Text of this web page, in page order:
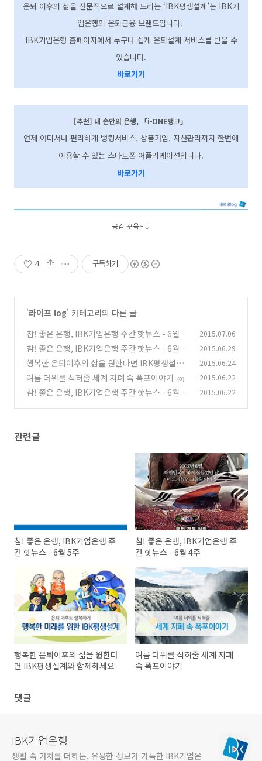
은퇴 이후의 삶을 전문적으로 설계해 드리는 ‘IBK평생설계’는 IBK기
업은행의 은퇴금융 브랜드입니다.
IBK기업은행 홈페이지에서 누구나 쉽게 은퇴설계 서비스를 받을 수
있습니다.
바로가기
[추천] 내 손안의 은행, 「i-ONE뱅크」
언제 어디서나 편리하게 뱅킹서비스, 상품가입, 자산관리까지 한번에
이용할 수 있는 스마트폰 어플리케이션입니다.
바로가기
공감 꾸욱~↓
4 구독하기
'라이프 log' 카테고리의 다른 글
참! 좋은 은행, IBK기업은행 주간 핫뉴스 - 6월 5
주
(0)
2015.07.06
참! 좋은 은행, IBK기업은행 주간 핫뉴스 - 6월 4
주
(0)
2015.06.29
행복한 은퇴이후의 삶을 원한다면 IBK평생설계
와 함께하세요
(2)
2015.06.24
여름 더위를 식혀줄 세계 지폐 속 폭포이야기 (0) 2015.06.22
참! 좋은 은행, IBK기업은행 주간 핫뉴스 - 6월 3
2015.06.22
관련글
참! 좋은 은행, IBK기업은행 주
간 핫뉴스 - 6월 5주
참! 좋은 은행, IBK기업은행 주
간 핫뉴스 - 6월 4주
행복한 은퇴이후의 삶을 원한다
면 IBK평생설계와 함께하세요
여름 더위를 식혀줄 세계 지폐
속 폭포이야기
댓글
IBK기업은행
생활 속 가치를 더하는, 유용한 정보가 가득한 IBK기업은